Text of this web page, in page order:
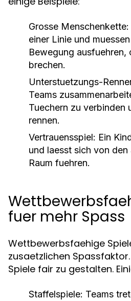
Grosse Menschenkette:
einer Linie und
Bewegung ausfuehren,
brechen.
Unterstuetzungs-
Teams
Tuechern zu verbinden
rennen.
Vertrauensspiel: Ein
und laesst sich von
Raum fuehren.
fuer mehr Spass
Wettbewerbsfaehige
zusaetzlichen
Spiele fair zu gestalten.
Staffelspiele: Teams